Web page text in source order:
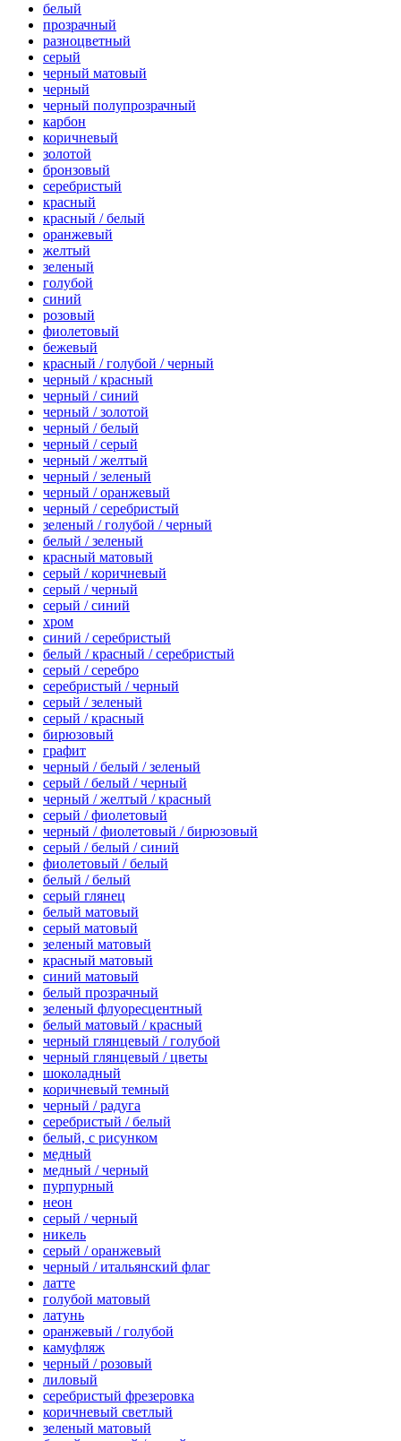
белый
прозрачный
разноцветный
серый
черный матовый
черный
черный полупрозрачный
карбон
коричневый
золотой
бронзовый
серебристый
красный
красный / белый
оранжевый
желтый
зеленый
голубой
синий
розовый
фиолетовый
бежевый
красный / голубой / черный
черный / красный
черный / синий
черный / золотой
черный / белый
черный / серый
черный / желтый
черный / зеленый
черный / оранжевый
черный / серебристый
зеленый / голубой / черный
белый / зеленый
красный матовый
серый / коричневый
серый / черный
серый / синий
хром
синий / серебристый
белый / красный / серебристый
серый / серебро
серебристый / черный
серый / зеленый
серый / красный
бирюзовый
графит
черный / белый / зеленый
серый / белый / черный
черный / желтый / красный
серый / фиолетовый
черный / фиолетовый / бирюзовый
серый / белый / синий
фиолетовый / белый
белый / белый
серый глянец
белый матовый
серый матовый
зеленый матовый
красный матовый
синий матовый
белый прозрачный
зеленый флуоресцентный
белый матовый / красный
черный глянцевый / голубой
черный глянцевый / цветы
шоколадный
коричневый темный
черный / радуга
серебристый / белый
белый, с рисунком
медный
медный / черный
пурпурный
неон
серый / черный
никель
серый / оранжевый
черный / итальянский флаг
латте
голубой матовый
латунь
оранжевый / голубой
камуфляж
черный / розовый
лиловый
серебристый фрезеровка
коричневый светлый
зеленый матовый